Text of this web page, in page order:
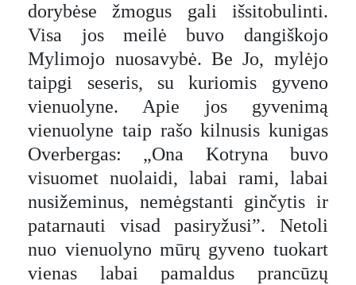
dorybėse žmogus gali išsitobulinti.
Visa jos meilė buvo dangiškojo
Mylimojo nuosavybė. Be Jo, mylėjo
taipgi seseris, su kuriomis gyveno
vienuolyne. Apie jos gyvenimą
vienuolyne taip rašo kilnusis kunigas
Overbergas: „Ona Kotryna buvo
visuomet nuolaidi, labai rami, labai
nusižeminus, nemėgstanti ginčytis ir
patarnauti visad pasiryžusi”. Netoli
nuo vienuolyno mūrų gyveno tuokart
vienas labai pamaldus prancūzų